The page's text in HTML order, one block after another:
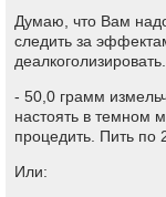
Думаю, что Вам
следить за
деалкоголизировать.
- 50,0 грамм
настоять в темном
процедить. Пить по
Или: